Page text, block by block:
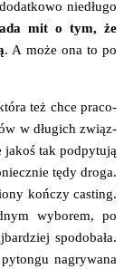
nie­dłu­go
mit o tym, że
. A może ona to po
też chce pra­co­
w dłu­gich związ­
jakoś tak pod­py­tu­ją
tędy dro­ga.
koń­czy casting.
wybo­rem, po
spodo­ba­ła.
nagry­wa­na